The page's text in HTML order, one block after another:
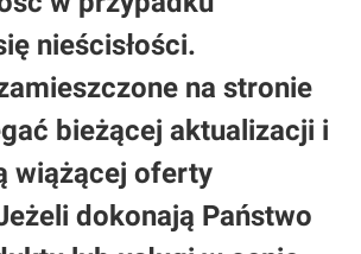
nieścisłości.
na stronie
bieżącej aktualizacji i
wiążącej oferty
dokonają Państwo